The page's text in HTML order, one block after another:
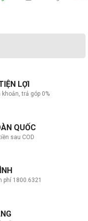
C (data speed up to
up to 5Gbps)
A (data speed up to
privacy shutter
LỢI
trả góp 0%
QUỐC
sau COD
phí 1800.6321